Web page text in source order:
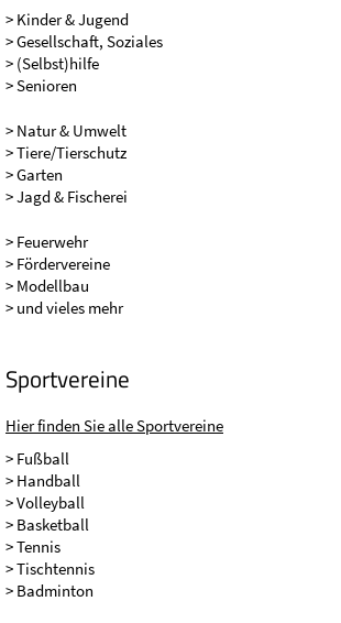
> Kinder & Jugend
> Gesellschaft, Soziales
> (Selbst)hilfe
> Senioren
> Natur & Umwelt
> Tiere/Tierschutz
> Garten
> Jagd & Fischerei
> Feuerwehr
> Fördervereine
> Modellbau
> und vieles mehr
Sportvereine
Hier finden Sie alle Sportvereine
> Fußball
> Handball
> Volleyball
> Basketball
> Tennis
> Tischtennis
> Badminton